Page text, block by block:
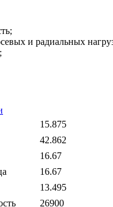
и радиальных
15.875
42.862
16.67
16.67
13.495
26900